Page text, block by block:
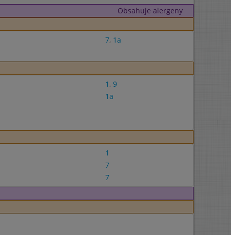
Obsahuje alergeny
7, 1a
1 , 9
1a
1
7
7